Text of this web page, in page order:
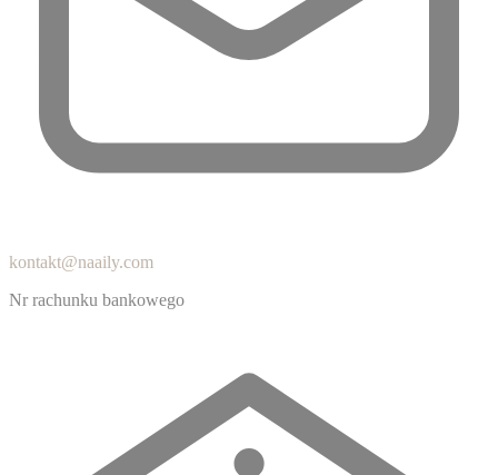
kontakt@naaily.com
Nr rachunku bankowego